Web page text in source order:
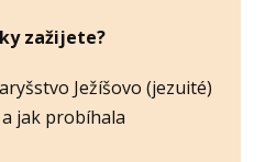
zažijete?
Ježíšovo (jezuité)
jak probíhala